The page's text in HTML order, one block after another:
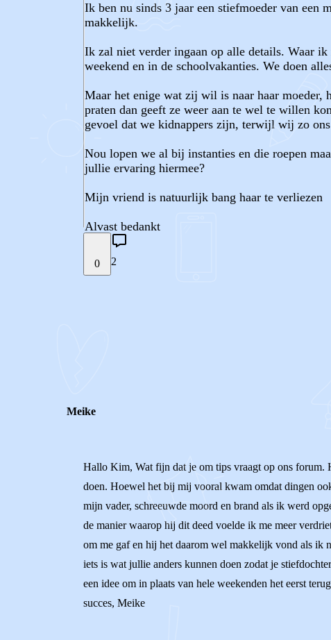
Ik ben nu sinds 3 jaar een stiefmoeder van een
makkelijk.
Ik zal niet verder ingaan op alle details. Waar
weekend en in de schoolvakanties. We doen
Maar het enige wat zij wil is naar haar moeder,
praten dan geeft ze weer aan te wel te willen
gevoel dat we kidnappers zijn, terwijl wij zo ons
Nou lopen we al bij instanties en die roepen
jullie ervaring hiermee?
Mijn vriend is natuurlijk bang haar te verliezen
Alvast bedankt
0 2
Meike
Hallo Kim, Wat fijn dat je om tips vraagt op ons forum.
doen. Hoewel het bij mij vooral kwam omdat dingen
mijn vader, schreeuwde moord en brand als ik werd
de manier waarop hij dit deed voelde ik me meer
om me gaf en hij het daarom wel makkelijk vond als ik
iets is wat jullie anders kunnen doen zodat je
een idee om in plaats van hele weekenden het eerst
succes, Meike